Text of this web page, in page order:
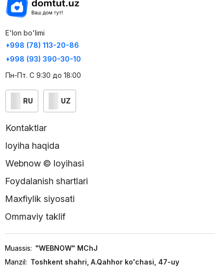
E'lon bo'limi
+998 (78) 113-20-86
+998 (93) 390-30-10
Пн-Пт. С 9:30 до 18:00
RU UZ
Kontaktlar
loyiha haqida
Webnow © loyihasi
Foydalanish shartlari
Maxfiylik siyosati
Ommaviy taklif
Muassis: "WEBNOW" MChJ
Manzil: Toshkent shahri, A.Qahhor ko'chasi, 47-uy